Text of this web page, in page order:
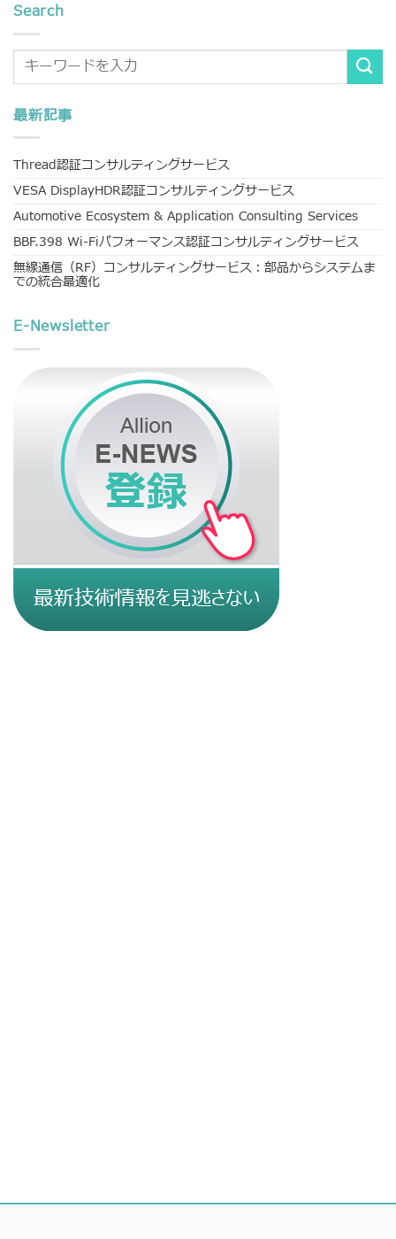
Search
最新記事
Thread認証コンサルティングサービス
VESA DisplayHDR認証コンサルティングサービス
Automotive Ecosystem & Application Consulting Services
BBF.398 Wi-Fiパフォーマンス認証コンサルティングサービス
無線通信（RF）コンサルティングサービス：部品からシステムま
での統合最適化
E-Newsletter